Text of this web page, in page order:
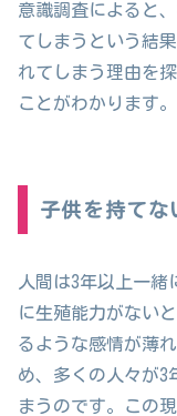
意識調査によると
てしまうという結
れてしまう理由を
ことがわかります。
子供を持てな
人間は3年以上一
に生殖能力がない
るような感情が薄
め、多くの人々が3
まうのです。この